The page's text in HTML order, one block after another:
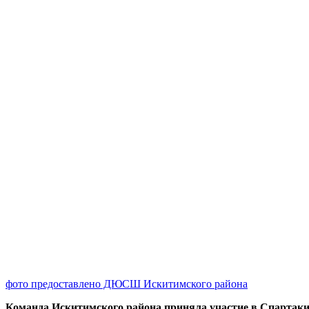
фото предоставлено ДЮСШ Искитимского района